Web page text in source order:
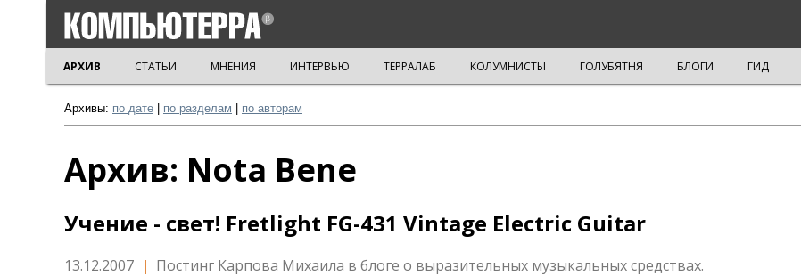
АРХИВ СТАТЬИ МНЕНИЯ ИНТЕРВЬЮ ТЕРРАЛАБ КОЛУМНИСТЫ ГОЛУБЯТНЯ БЛОГИ ГИД
Архивы: по дате по разделам по авторам
Архив: Nota Bene
Учение - свет! Fretlight FG-431 Vintage Electric Guitar
13.12.2007 | Постинг Карпова Михаила в блоге о выразительных музыкальных средствах.